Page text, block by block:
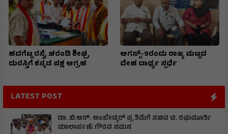
ಹದಗೆಟ್ಟ ರಸ್ತೆ, ಚರಂಡಿ ಶೀಘ್ರ
ದುರಸ್ತಿಗೆ ಕನ್ನಡ ಪಕ್ಷ ಆಗ್ರಹ
ಆಗಸ್ಟ್-9ರಂದು ರಾಜ್ಯ ಮಟ್ಟದ
ದೇಹ ದಾರ್ಢ್ಯ ಸ್ಪರ್ಧೆ
LATEST POST
ಡಾ. ಬಿ.ಆರ್. ಅಂಬೇಡ್ಕರ್ ಪ್ರತಿಮೆಗೆ ಸಚಿವ ಟಿ. ರಘುಮೂರ್ತಿ
ಮಾಲಾರ್ಪಣೆ; ಗೌರವ ನಮನ